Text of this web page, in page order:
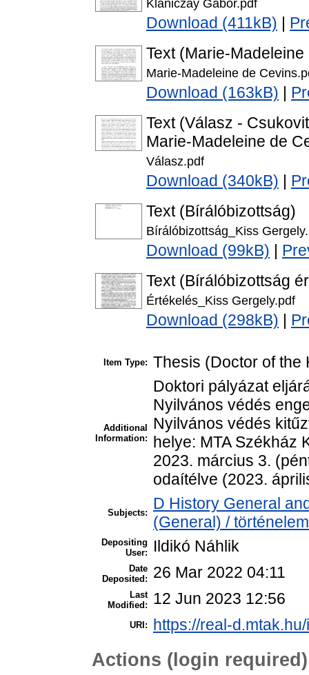
Klaniczay Gábor.pdf
Download (411kB)
Text (Marie-
Marie-Madeleine de
Download (163kB)
Text (Válasz -
Marie-Madeleine de
Válasz.pdf
Download (340kB)
Text (Bírálóbizottság)
Bírálóbizottság_Kiss
Download (99kB)
Text (Bírálóbizottság
Értékelés_Kiss Gergely.pdf
Download (298kB)
Item Type: Thesis (Doctor of the
Additional
Information:
Doktori pályázat
Nyilvános védés
Nyilvános védés
helye: MTA Székház
2023. március 3.
odaítélve (2023.
Subjects:
D History General
(General) /
Depositing
User:
Ildikó Náhlik
Date
Deposited:
26 Mar 2022 04:11
Last
Modified:
12 Jun 2023 12:56
URI: https://real-
Actions (login required)